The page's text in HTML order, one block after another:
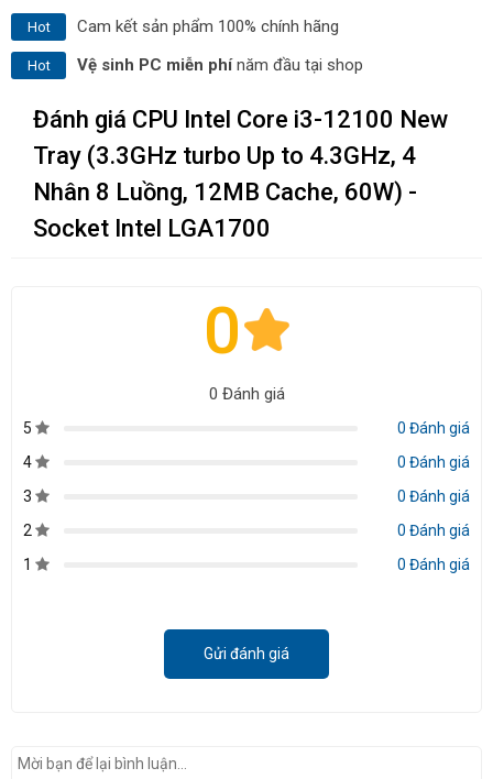
Hot Cam kết sản phẩm 100% chính hãng
Hot Vệ sinh PC miễn phínăm đầu tại shop
Đánh giá CPU Intel Core i3-12100 New
Tray (3.3GHz turbo Up to 4.3GHz, 4
Nhân 8 Luồng, 12MB Cache, 60W) -
Socket Intel LGA1700
0
0 Đánh giá
5
0 Đánh giá
4
0 Đánh giá
3
0 Đánh giá
2
0 Đánh giá
1
0 Đánh giá
Gửi đánh giá